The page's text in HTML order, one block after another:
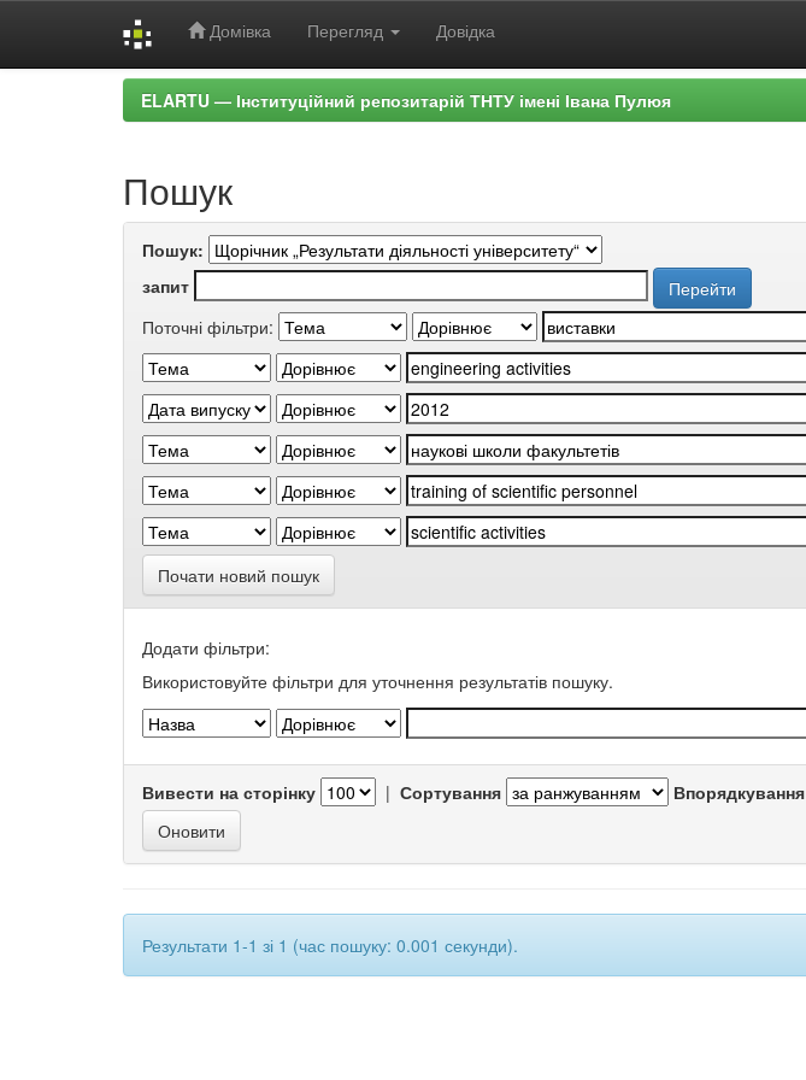
Домівка Перегляд Довідка
ELARTU — Інституційний репозитарій ТНТУ імені Івана Пулюя
Пошук
Пошук:
запит
Поточні фільтри:
Почати новий пошук
Додати фільтри:
Використовуйте фільтри для уточнення результатів пошуку.
Вивести на сторінку | Сортування Впорядкування
Результати 1-1 зі 1 (час пошуку: 0.001 секунди).